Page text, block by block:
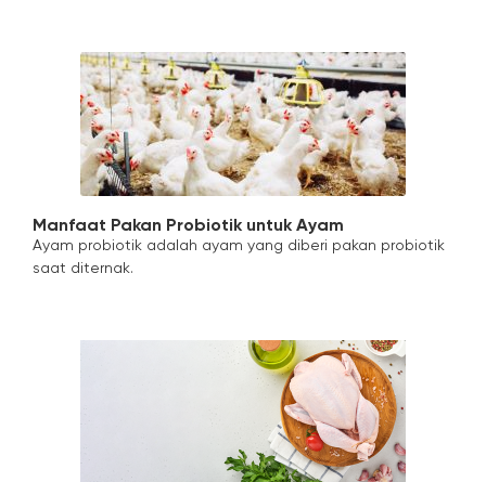
Manfaat Pakan Probiotik untuk Ayam
Ayam probiotik adalah ayam yang diberi pakan probiotik
saat diternak.